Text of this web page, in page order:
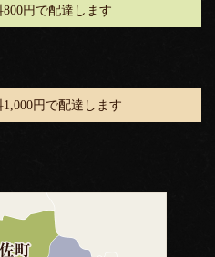
円で配達します
円で配達します